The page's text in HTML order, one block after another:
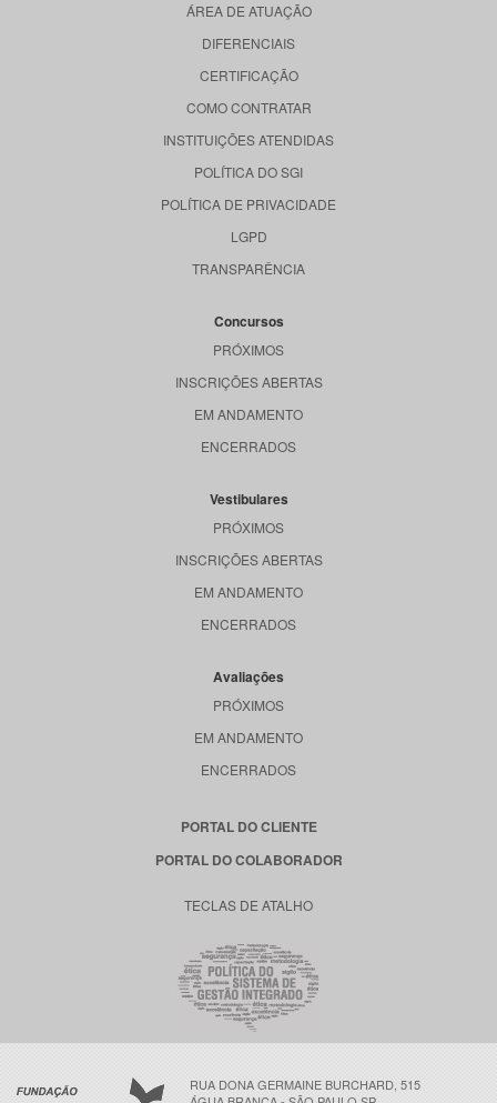
ÁREA DE ATUAÇÃO
DIFERENCIAIS
CERTIFICAÇÃO
COMO CONTRATAR
INSTITUIÇÕES ATENDIDAS
POLÍTICA DO SGI
POLÍTICA DE PRIVACIDADE
LGPD
TRANSPARÊNCIA
Concursos
PRÓXIMOS
INSCRIÇÕES ABERTAS
EM ANDAMENTO
ENCERRADOS
Vestibulares
PRÓXIMOS
INSCRIÇÕES ABERTAS
EM ANDAMENTO
ENCERRADOS
Avaliações
PRÓXIMOS
EM ANDAMENTO
ENCERRADOS
PORTAL DO CLIENTE
PORTAL DO COLABORADOR
TECLAS DE ATALHO
RUA DONA GERMAINE BURCHARD, 515